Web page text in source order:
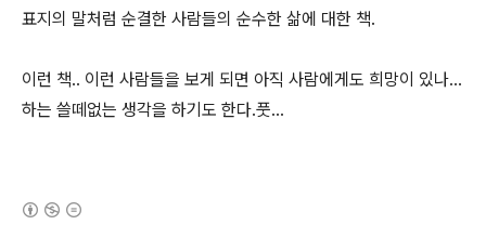
표지의 말처럼 순결한 사람들의 순수한 삶에 대한 책.
이런 책.. 이런 사람들을 보게 되면 아직 사람에게도 희망이 있나...
하는 쓸떼없는 생각을 하기도 한다.풋...